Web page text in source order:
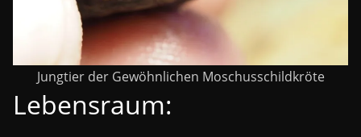
Jungtier der Gewöhnlichen Moschusschildkröte
Lebensraum: